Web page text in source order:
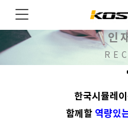
인
한국시뮬레
함께할 역량있